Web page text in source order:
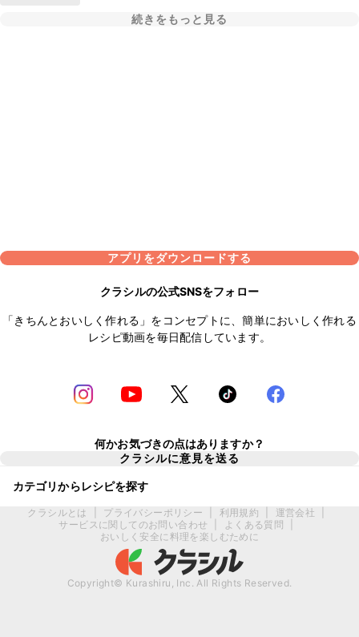
続きをもっと見る
アプリをダウンロードする
クラシルの公式SNSをフォロー
「きちんとおいしく作れる」をコンセプトに、簡単においしく作れる
レシピ動画を毎日配信しています。
何かお気づきの点はありますか？
クラシルに意見を送る
カテゴリからレシピを探す
クラシルとは プライバシーポリシー 利用規約 運営会社
サービスに関してのお問い合わせ
よくある質問
おいしく安全に料理を楽しむために
Copyright© Kurashiru, Inc. All Rights Reserved.